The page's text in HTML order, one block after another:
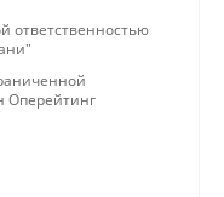
ответственностью
Оперейтинг